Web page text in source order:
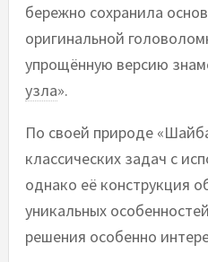
бережно сохранила
оригинальной
упрощённую версию
узла».
По своей природе
классических задач с
однако её конструкция
уникальных
решения особенно